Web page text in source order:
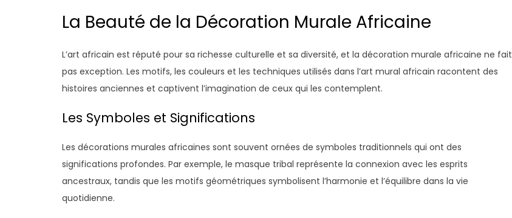
La Beauté de la Décoration Murale Africaine
L’art africain est réputé pour sa richesse culturelle et sa diversité, et la décoration murale africaine ne fait
pas exception. Les motifs, les couleurs et les techniques utilisés dans l’art mural africain racontent des
histoires anciennes et captivent l’imagination de ceux qui les contemplent.
Les Symboles et Significations
Les décorations murales africaines sont souvent ornées de symboles traditionnels qui ont des
significations profondes. Par exemple, le masque tribal représente la connexion avec les esprits
ancestraux, tandis que les motifs géométriques symbolisent l’harmonie et l’équilibre dans la vie
quotidienne.